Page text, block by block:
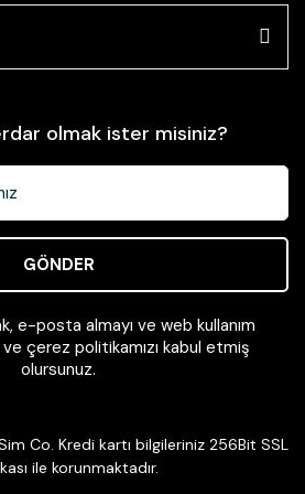
olmak ister misiniz?
GÖNDER
e-posta almayı ve web kullanım
ve çerez politikamızı kabul etmiş
olursunuz.
Co. Kredi kartı bilgileriniz 256Bit SSL
ile korunmaktadır.